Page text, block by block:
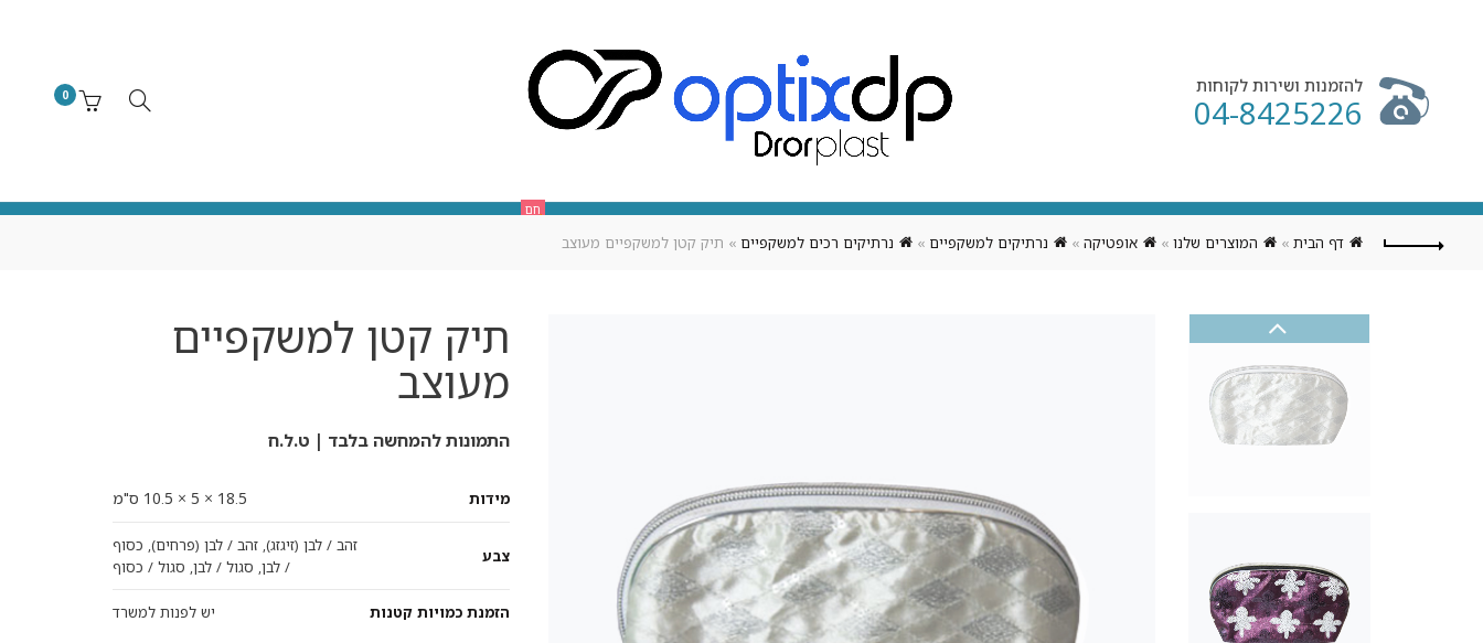
להזמנות ושירות לקוחות
04-8425226
0
אופטיקה
חם
דף הבית» המוצרים שלנו» אופטיקה» נרתיקים למשקפיים » נרתיקים רכים למשקפיים » תיק קטן למשקפיים מעוצב
תיק קטן למשקפיים
מעוצב
התמונות להמחשה בלבד | ט.ל.ח
מידות 18.5 × 5 × 10.5 ס"מ
צבע
זהב / לבן (זיגזג), זהב / לבן (פרחים), כסוף
/ לבן, סגול / לבן, סגול / כסוף
הזמנת כמויות קטנות יש לפנות למשרד